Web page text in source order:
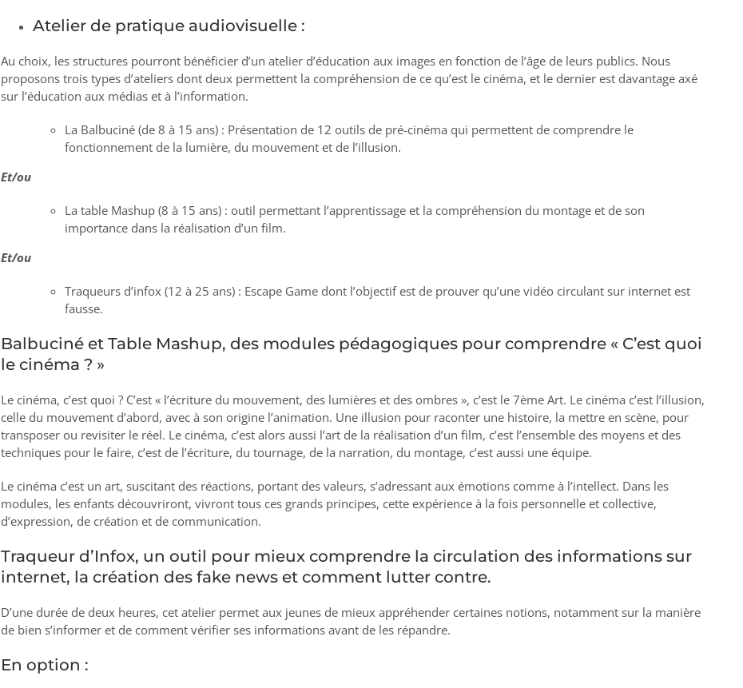
Atelier de pratique audiovisuelle :
Au choix, les structures pourront bénéficier d’un atelier d’éducation aux images en fonction de l’âge de leurs publics. Nous
proposons trois types d’ateliers dont deux permettent la compréhension de ce qu’est le cinéma, et le dernier est davantage axé
sur l’éducation aux médias et à l’information.
La Balbuciné (de 8 à 15 ans) : Présentation de 12 outils de pré-cinéma qui permettent de comprendre le
fonctionnement de la lumière, du mouvement et de l’illusion.
Et/ou
La table Mashup (8 à 15 ans) : outil permettant l’apprentissage et la compréhension du montage et de son
importance dans la réalisation d’un film.
Et/ou
Traqueurs d’infox (12 à 25 ans) : Escape Game dont l’objectif est de prouver qu’une vidéo circulant sur internet est
fausse.
Balbuciné et Table Mashup, des modules pédagogiques pour comprendre « C’est quoi
le cinéma ? »
Le cinéma, c’est quoi ? C’est « l’écriture du mouvement, des lumières et des ombres », c’est le 7ème Art. Le cinéma c’est l’illusion,
celle du mouvement d’abord, avec à son origine l’animation. Une illusion pour raconter une histoire, la mettre en scène, pour
transposer ou revisiter le réel. Le cinéma, c’est alors aussi l’art de la réalisation d’un film, c’est l’ensemble des moyens et des
techniques pour le faire, c’est de l’écriture, du tournage, de la narration, du montage, c’est aussi une équipe.
Le cinéma c’est un art, suscitant des réactions, portant des valeurs, s’adressant aux émotions comme à l’intellect. Dans les
modules, les enfants découvriront, vivront tous ces grands principes, cette expérience à la fois personnelle et collective,
d’expression, de création et de communication.
Traqueur d’Infox, un outil pour mieux comprendre la circulation des informations sur
internet, la création des fake news et comment lutter contre.
D’une durée de deux heures, cet atelier permet aux jeunes de mieux appréhender certaines notions, notamment sur la manière
de bien s’informer et de comment vérifier ses informations avant de les répandre.
En option :